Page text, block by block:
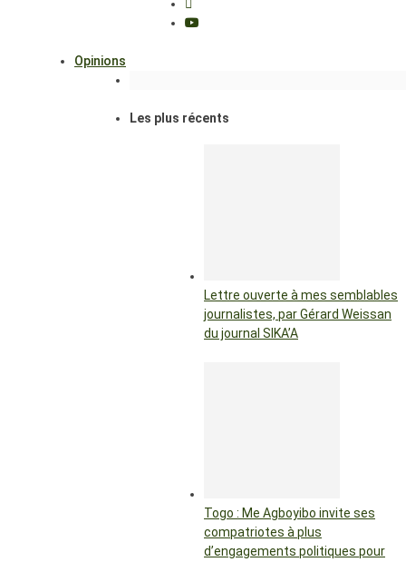
Opinions
Les plus récents
Lettre ouverte à mes semblables
journalistes, par Gérard Weissan
du journal SIKA’A
Togo : Me Agboyibo invite ses
compatriotes à plus
d’engagements politiques pour